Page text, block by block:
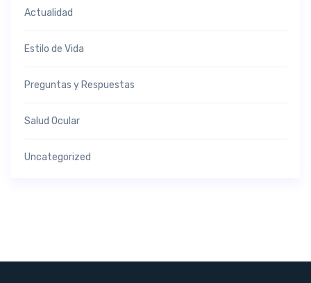
Actualidad
Estilo de Vida
Preguntas y Respuestas
Salud Ocular
Uncategorized